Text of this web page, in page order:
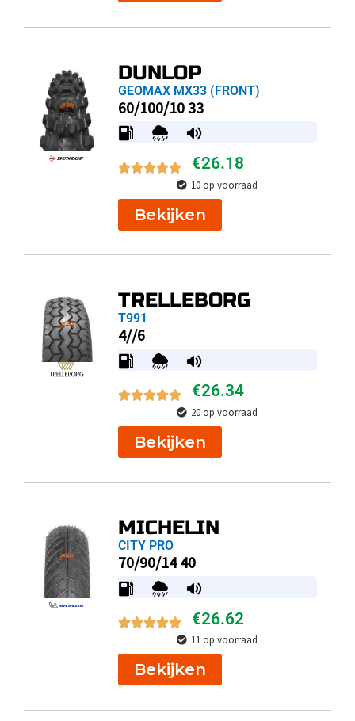
DUNLOP
GEOMAX MX33 (FRONT)
60/100/10 33
€26.18
10 op voorraad
Bekijken
TRELLEBORG
T991
4//6
€26.34
20 op voorraad
Bekijken
MICHELIN
CITY PRO
70/90/14 40
€26.62
11 op voorraad
Bekijken